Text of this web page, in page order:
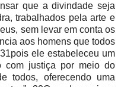
que a divindade seja
trabalhados pela arte e
sem levar em conta os
aos homens que todos
ele estabeleceu um
justiça por meio do
todos, oferecendo uma